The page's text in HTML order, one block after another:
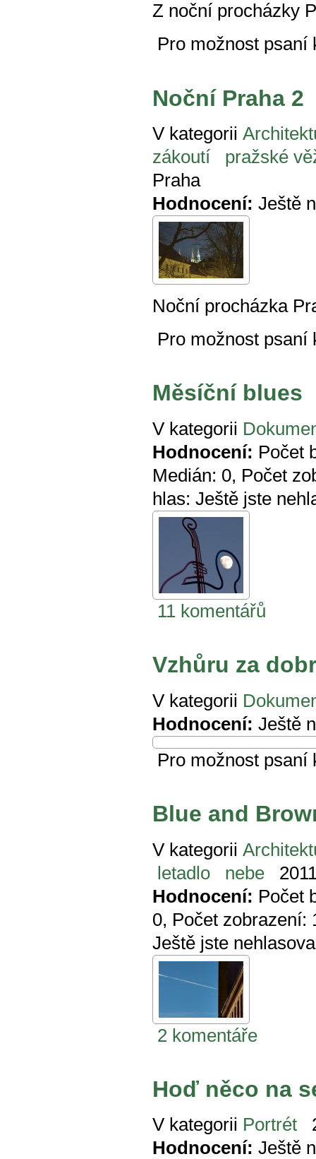
Z noční procházky
Pro možnost
Noční Praha 2
V kategorii
zákoutí
pražské
Praha
Hodnocení: Ještě
Noční procházka
Pro možnost
Měsíční blues
V kategorii
Hodnocení: Počet
Medián: 0, Počet
hlas: Ještě jste
11 komentářů
Vzhůru za
V kategorii
Hodnocení: Ještě
Pro možnost
Blue and
V kategorii
letadlo
nebe
Hodnocení: Počet
0, Počet zobrazení:
Ještě jste
2 komentáře
Hoď něco na
V kategorii Portrét
Hodnocení: Ještě